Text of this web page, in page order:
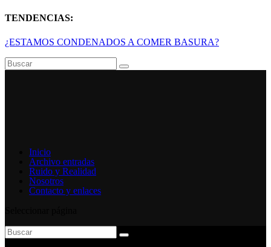
TENDENCIAS:
¿ESTAMOS CONDENADOS A COMER BASURA?
Inicio
Archivo entradas
Ruido y Realidad
Nosotros
Contacto y enlaces